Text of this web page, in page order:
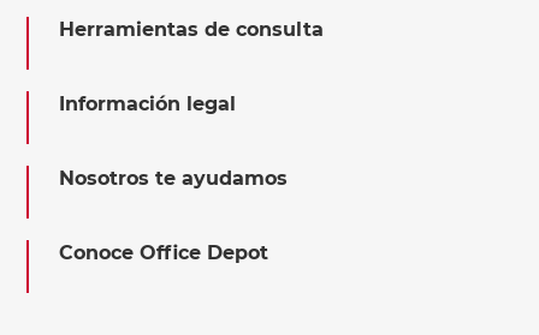
Herramientas de consulta
Información legal
Nosotros te ayudamos
Conoce Office Depot